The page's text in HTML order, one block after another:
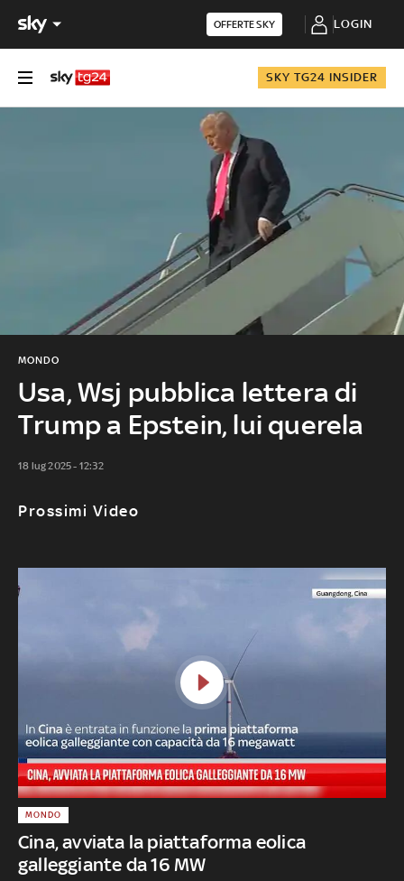
OFFERTE SKY LOGIN
SKY TG24 INSIDER
Usa, Wsj pubblica lettera di
Trump a Epstein, lui querela
MONDO
18 lug 2025 - 12:32
Prossimi Video
Cina, avviata la piattaforma eolica
galleggiante da 16 MW
MONDO